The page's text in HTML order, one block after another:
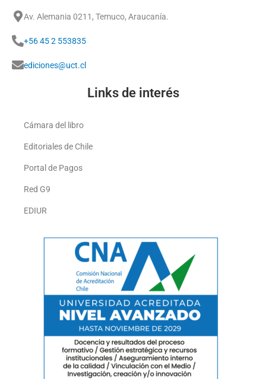
Av. Alemania 0211, Temuco, Araucanía.
+56 45 2 553835
ediciones@uct.cl
Links de interés
Cámara del libro
Editoriales de Chile
Portal de Pagos
Red G9
EDIUR